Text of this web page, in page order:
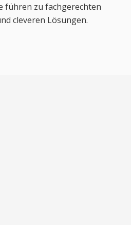
führen zu fachgerechten
cleveren Lösungen.